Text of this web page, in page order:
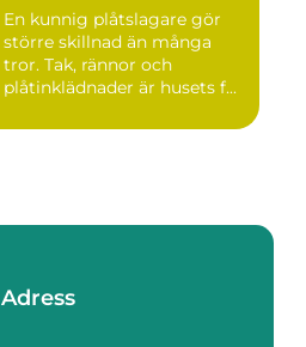
En kunnig plåtslagare gör
större skillnad än många
tror. Tak, rännor och
plåtinklädnader är husets f...
Adress